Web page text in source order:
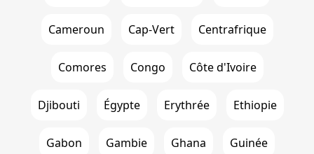
Cameroun Cap-Vert Centrafrique
Comores Congo Côte d'Ivoire
Djibouti Égypte Erythrée Ethiopie
Gabon Gambie Ghana Guinée